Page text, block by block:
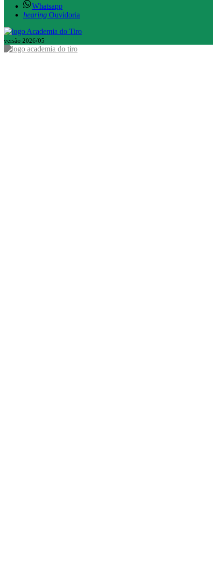
Whatsapp
hearing Ouvidoria
versão 2026/05